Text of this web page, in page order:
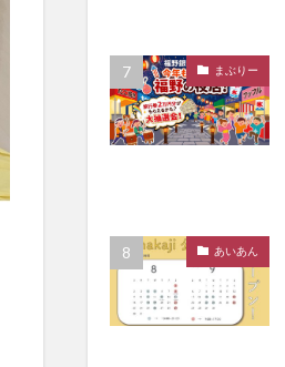
まぶりー
あいあん